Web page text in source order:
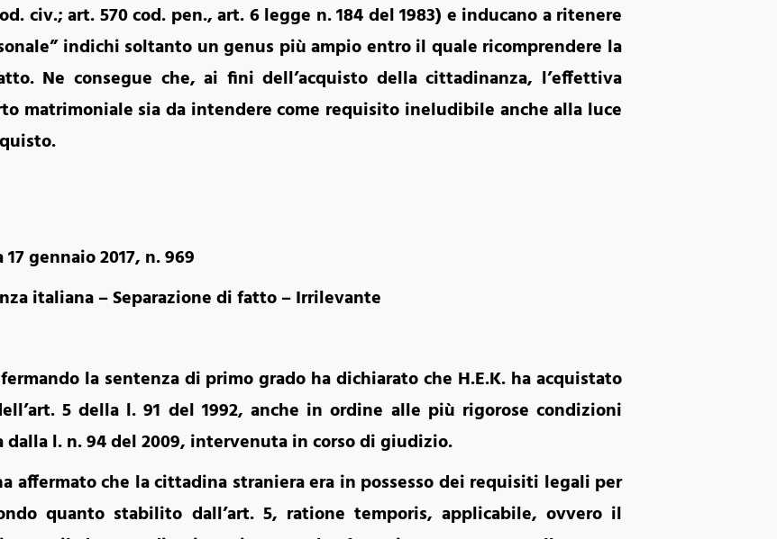
civ.; art. 570 cod. pen., art. 6 legge n. 184 del 1983) e inducano a ritenere
indichi soltanto un genus più ampio entro il quale ricomprendere la
Ne consegue che, ai fini dell’acquisto della cittadinanza, l’effettiva
matrimoniale sia da intendere come requisito ineludibile anche alla luce
17 gennaio 2017, n. 969
italiana – Separazione di fatto – Irrilevante
la sentenza di primo grado ha dichiarato che H.E.K. ha acquistato
5 della l. 91 del 1992, anche in ordine alle più rigorose condizioni
l. n. 94 del 2009, intervenuta in corso di giudizio.
affermato che la cittadina straniera era in possesso dei requisiti legali per
quanto stabilito dall’art. 5, ratione temporis, applicabile, ovvero il